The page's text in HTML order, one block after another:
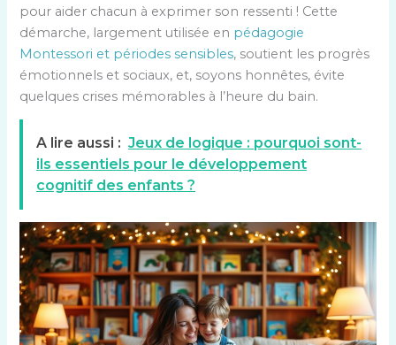
pour aider chacun à exprimer son ressenti ! Cette
démarche, largement utilisée en pédagogie
Montessori et périodes sensibles, soutient les progrès
émotionnels et sociaux, et, soyons honnêtes, évite
quelques crises mémorables à l’heure du bain.
A lire aussi : Jeux de logique : pourquoi sont-
ils essentiels pour le développement
cognitif des enfants ?